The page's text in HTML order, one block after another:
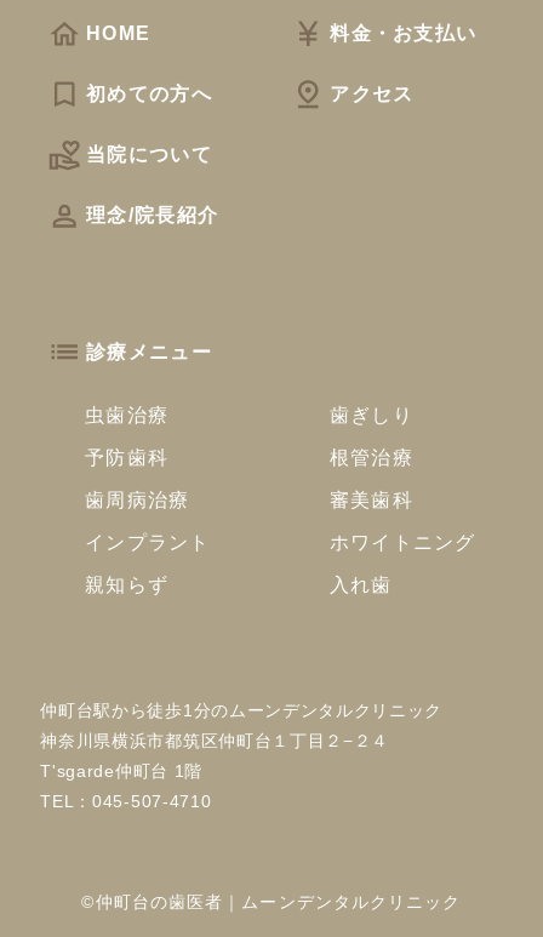
HOME
初めての方へ
当院について
理念/院長紹介
料金・お支払い
アクセス
診療メニュー
虫歯治療
歯ぎしり
予防歯科
根管治療
歯周病治療
審美歯科
インプラント
ホワイトニング
親知らず
入れ歯
仲町台駅から徒歩1分のムーンデンタルクリニック
神奈川県横浜市都筑区仲町台１丁目２−２４
T'sgarde仲町台 1階
TEL：045-507-4710
©仲町台の歯医者｜ムーンデンタルクリニック